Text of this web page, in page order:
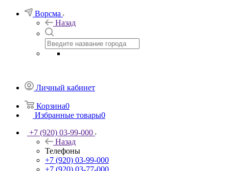
Ворсма
Назад
Личный кабинет
Корзина0
Избранные товары0
+7 (920) 03-99-000
Назад
Телефоны
+7 (920) 03-99-000
+7 (920) 03-77-000